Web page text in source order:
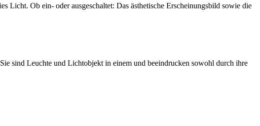
Ob ein- oder ausgeschaltet: Das ästhetische Erscheinungsbild sowie die
sind Leuchte und Lichtobjekt in einem und beeindrucken sowohl durch ihre